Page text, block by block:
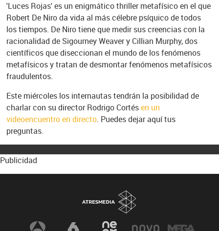
'Luces Rojas' es un enigmático thriller metafísico en el que
Robert De Niro da vida al más célebre psíquico de todos
los tiempos. De Niro tiene que medir sus creencias con la
racionalidad de Sigourney Weaver y Cillian Murphy, dos
científicos que diseccionan el mundo de los fenómenos
metafísicos y tratan de desmontar fenómenos metafísicos
fraudulentos.
Este miércoles los internautas tendrán la posibilidad de
charlar con su director Rodrigo Cortésen un
videoencuentro en directo. Puedes dejar aquí tus
preguntas.
Publicidad